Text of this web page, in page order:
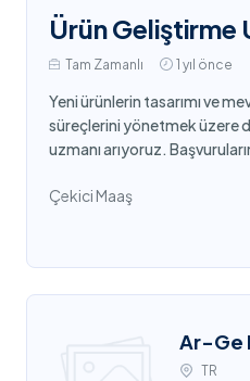
Ürün Geliştirme
Tam Zamanlı 1 yıl önce
Yeni ürünlerin tasarımı ve
süreçlerini yönetmek üzere
uzmanı arıyoruz.
Çekici Maaş
Ar-Ge
TR